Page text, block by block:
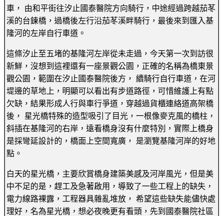
車， 由和平街往汐止國泰醫院方向騎行，中途經過跨越茄苳
溪的台鍊橋，過橋後左行沿茄苳溪畔騎行，最後來到匯入基
隆河的左岸自行車道。
這條汐止至五堵的基隆河左岸從未走過，今天第一次到訪很
新鮮，沒想到這裡還有一座景觀公園，正確的名稱為橋東景
觀公園，範圍在汐止國泰醫院後方， 續騎行自行車道，在河
堤邊的草地上，明顯可以看出有步道路徑，可惜維護上有點
欠缺，結果形成人行與車行爭道，穿越過貨櫃連絡道高架橋
後， 星光橋特殊的造型吸引了目光，一根像麥克風的橋柱，
斜插在基隆河的右岸，遠看橋身沒有什麼特別，實際上橋身
是採彎延設計的，橋面上空間寬廣， 是瀏覽基隆河岸的好地
點。
白天的星光橋，主要欣賞橋身建築美感及河岸風光，但是美
中不足的是，趕工及急著啟用，導致了一些工程上的缺失，
電力線路裸露，工程器具雜亂堆放， 希望這些缺失能儘快處
理好，名為星光橋，想必夜晚更有看頭，先到國泰醫院社區